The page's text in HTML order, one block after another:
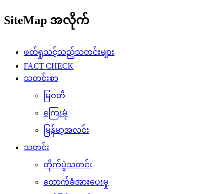
SiteMap အလိုက်
ဖတ်ရှုသင့်သည့်သတင်းများ
FACT CHECK
သတင်းစာ
မြဝတီ
ကြေးမုံ
မြန်မာ့အလင်း
သတင်း
တိုက်ပွဲသတင်း
ထောက်ခံအားပေးမှု